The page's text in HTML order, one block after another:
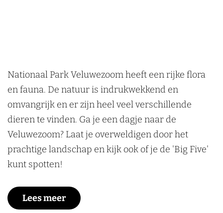
Nationaal Park Veluwezoom heeft een rijke flora
en fauna. De natuur is indrukwekkend en
omvangrijk en er zijn heel veel verschillende
dieren te vinden. Ga je een dagje naar de
Veluwezoom? Laat je overweldigen door het
prachtige landschap en kijk ook of je de 'Big Five'
kunt spotten!
Lees meer